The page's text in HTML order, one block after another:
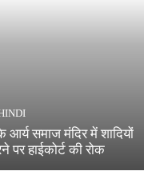
समाज मंदिर में शादियों
पर हाईकोर्ट की रोक